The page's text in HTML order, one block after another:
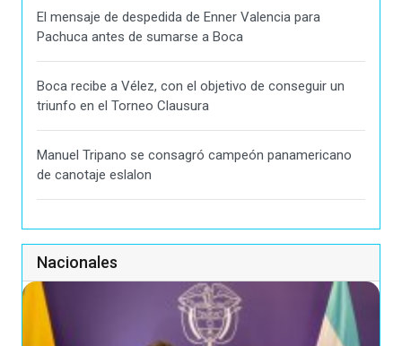
El mensaje de despedida de Enner Valencia para
Pachuca antes de sumarse a Boca
Boca recibe a Vélez, con el objetivo de conseguir un
triunfo en el Torneo Clausura
Manuel Tripano se consagró campeón panamericano
de canotaje eslalon
Nacionales